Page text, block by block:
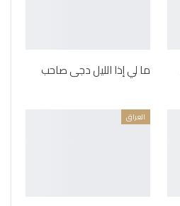
ما لي إذا الليل دجى صاحب
العراق